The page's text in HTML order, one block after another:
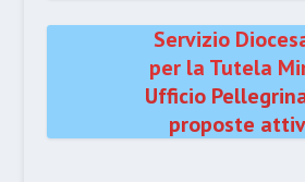
Servizio
per la Tutela
Ufficio
proposte